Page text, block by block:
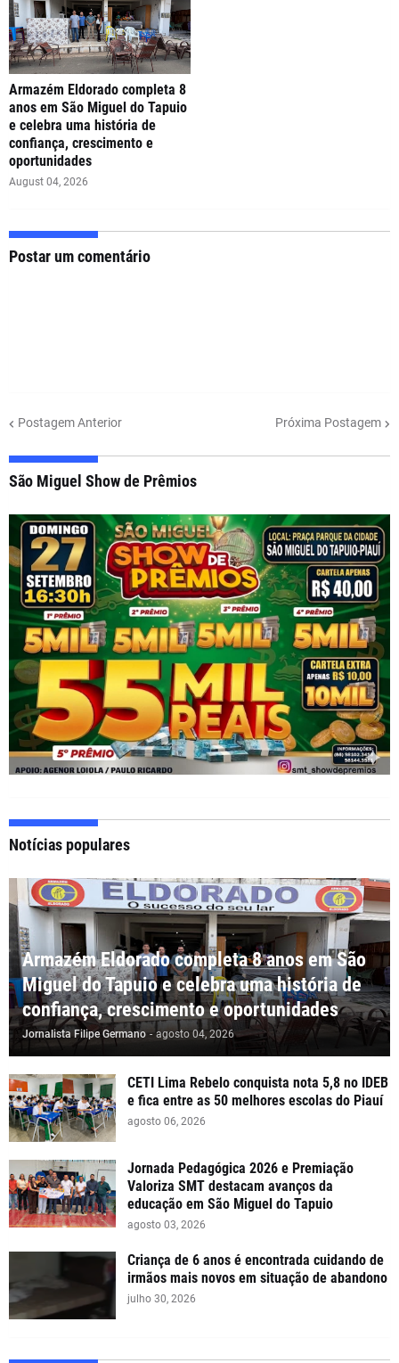
Armazém Eldorado completa 8
anos em São Miguel do Tapuio
e celebra uma história de
confiança, crescimento e
oportunidades
August 04, 2026
Postar um comentário
Postagem Anterior Próxima Postagem
São Miguel Show de Prêmios
Notícias populares
Armazém Eldorado completa 8 anos em São
Miguel do Tapuio e celebra uma história de
confiança, crescimento e oportunidades
Jornalista Filipe Germano - agosto 04, 2026
CETI Lima Rebelo conquista nota 5,8 no IDEB
e fica entre as 50 melhores escolas do Piauí
agosto 06, 2026
Jornada Pedagógica 2026 e Premiação
Valoriza SMT destacam avanços da
educação em São Miguel do Tapuio
agosto 03, 2026
Criança de 6 anos é encontrada cuidando de
irmãos mais novos em situação de abandono
julho 30, 2026